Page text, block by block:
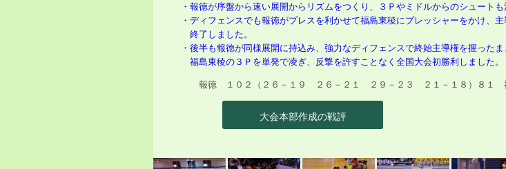
・報徳が序盤から速い展開からリズムをつくり、３Ｐやミドルからのシュート
・ディフェンスでも報徳がプレスを利かせて福島東稜にプレッシャーをかけ、
終了しました。
・後半も報徳が同様展開に持込み、強力なディフェンスで終始主導権を握った
福島東稜の３Ｐを単発で凌ぎ、反撃を許すことなく全国大会初勝利しました。
報徳 １０２（２６－１９ ２６－２１ ２９－２３ ２１－１８）８１
大会本部作成の戦評